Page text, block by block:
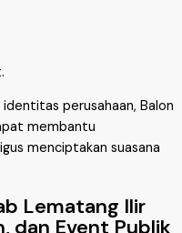
perusahaan, Balon
membantu
menciptakan suasana
Lematang Ilir
dan Event Publik